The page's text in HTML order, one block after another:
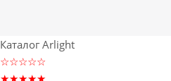
Каталог Arlight
☆☆☆☆☆
★★★★★